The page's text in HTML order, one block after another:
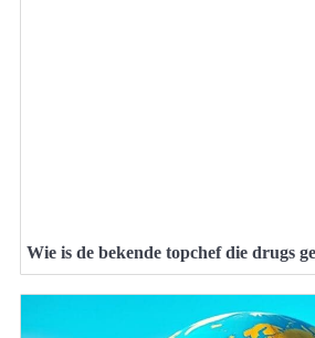
Wie is de bekende topchef die drugs